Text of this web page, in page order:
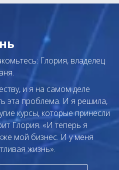
Глория, владелец
и я на самом деле
эта проблема. И я решила,
курсы, которые принесли
Глория. «И теперь я
мой бизнес. И у меня
жизнь».